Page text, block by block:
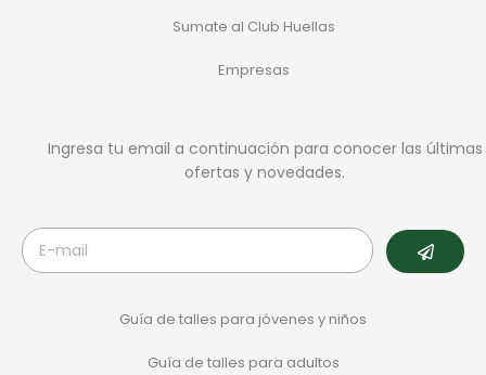
Sumate al Club Huellas
Empresas
Ingresa tu email a continuación para conocer las últimas
ofertas y novedades.
Guía de talles para jóvenes y niños
Guía de talles para adultos